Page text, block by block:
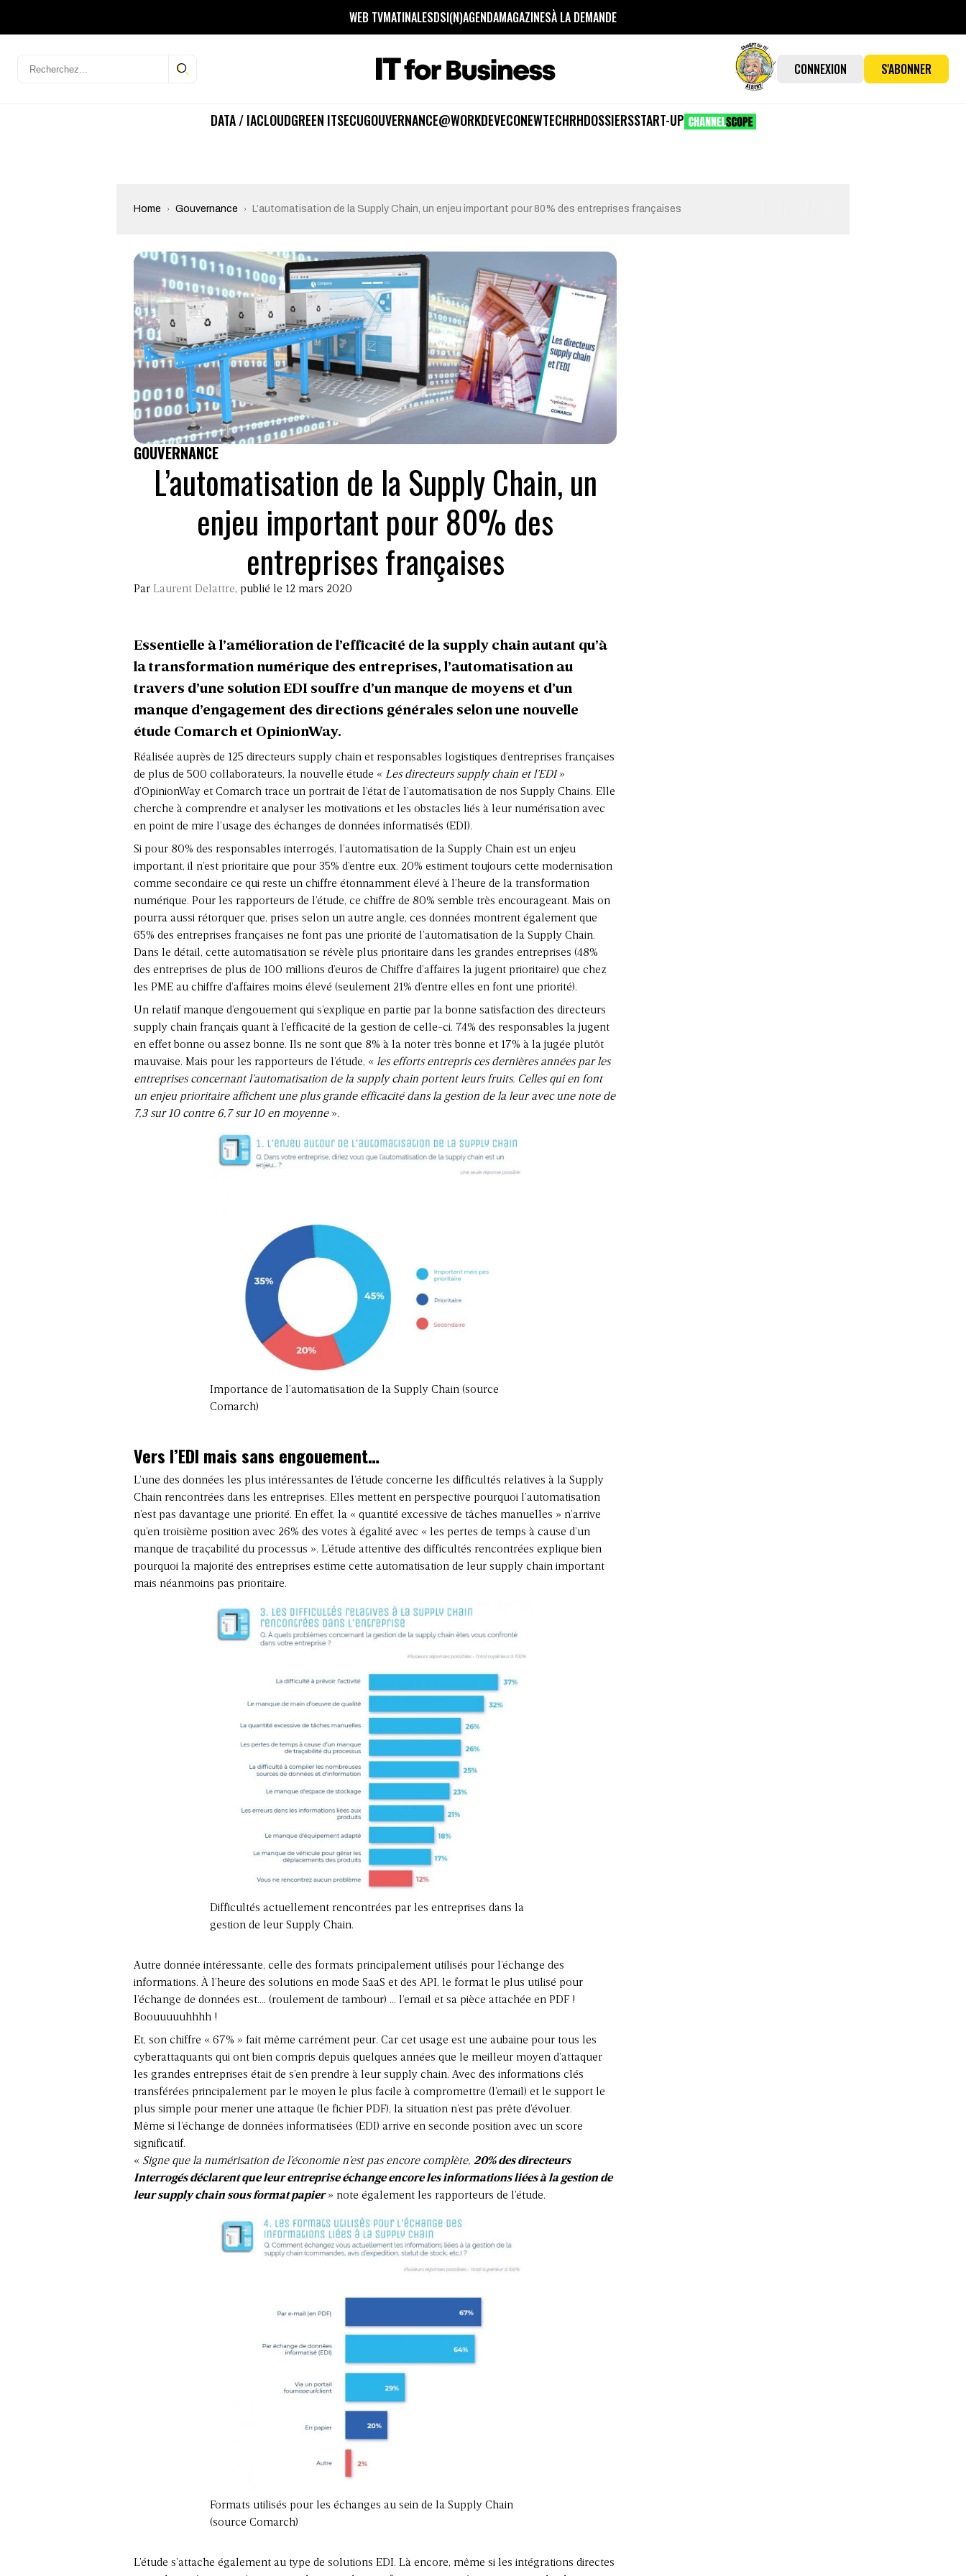
WEB TVMATINALESDSI(N)AGENDAMAGAZINESÀ LA DEMANDE
CONNEXION S'ABONNER
DATA / IACLOUDGREEN ITSECUGOUVERNANCE@WORKDEVECONEWTECHRHDOSSIERSSTART-UP
Home Gouvernance L’automatisation de la Supply Chain, un enjeu important pour 80% des entreprises françaises
GOUVERNANCE
L’automatisation de la Supply Chain, un
enjeu important pour 80% des
entreprises françaises
Par Laurent Delattre, publié le 12 mars 2020
Essentielle à l’amélioration de l’efficacité de la supply chain autant qu’à
la transformation numérique des entreprises, l’automatisation au
travers d’une solution EDI souffre d’un manque de moyens et d’un
manque d’engagement des directions générales selon une nouvelle
étude Comarch et OpinionWay.
Réalisée auprès de 125 directeurs supply chain et responsables logistiques d’entreprises françaises
de plus de 500 collaborateurs, la nouvelle étude « Les directeurs supply chain et l’EDI»
d’OpinionWay et Comarch trace un portrait de l’état de l’automatisation de nos Supply Chains. Elle
cherche à comprendre et analyser les motivations et les obstacles liés à leur numérisation avec
en point de mire l’usage des échanges de données informatisés (EDI).
Si pour 80% des responsables interrogés, l’automatisation de la Supply Chain est un enjeu
important, il n’est prioritaire que pour 35% d’entre eux. 20% estiment toujours cette modernisation
comme secondaire ce qui reste un chiffre étonnamment élevé à l’heure de la transformation
numérique. Pour les rapporteurs de l’étude, ce chiffre de 80% semble très encourageant. Mais on
pourra aussi rétorquer que, prises selon un autre angle, ces données montrent également que
65% des entreprises françaises ne font pas une priorité de l’automatisation de la Supply Chain.
Dans le détail, cette automatisation se révèle plus prioritaire dans les grandes entreprises (48%
des entreprises de plus de 100 millions d’euros de Chiffre d’affaires la jugent prioritaire) que chez
les PME au chiffre d’affaires moins élevé (seulement 21% d’entre elles en font une priorité).
Un relatif manque d’engouement qui s’explique en partie par la bonne satisfaction des directeurs
supply chain français quant à l’efficacité de la gestion de celle-ci. 74% des responsables la jugent
en effet bonne ou assez bonne. Ils ne sont que 8% à la noter très bonne et 17% à la jugée plutôt
mauvaise. Mais pour les rapporteurs de l’étude, « les efforts entrepris ces dernières années par les
entreprises concernant l’automatisation de la supply chain portent leurs fruits. Celles qui en font
un enjeu prioritaire affichent une plus grande efficacité dans la gestion de la leur avec une note de
7,3 sur 10 contre 6,7 sur 10 en moyenne».
Importance de l’automatisation de la Supply Chain (source
Comarch)
Vers l’EDI mais sans engouement…
L’une des données les plus intéressantes de l’étude concerne les difficultés relatives à la Supply
Chain rencontrées dans les entreprises. Elles mettent en perspective pourquoi l’automatisation
n’est pas davantage une priorité. En effet, la « quantité excessive de tâches manuelles » n’arrive
qu’en troisième position avec 26% des votes à égalité avec « les pertes de temps à cause d’un
manque de traçabilité du processus ». L’étude attentive des difficultés rencontrées explique bien
pourquoi la majorité des entreprises estime cette automatisation de leur supply chain important
mais néanmoins pas prioritaire.
Difficultés actuellement rencontrées par les entreprises dans la
gestion de leur Supply Chain.
Autre donnée intéressante, celle des formats principalement utilisés pour l’échange des
informations. À l’heure des solutions en mode SaaS et des API, le format le plus utilisé pour
l’échange de données est…. (roulement de tambour) … l’email et sa pièce attachée en PDF !
Boouuuuuhhhh !
Et, son chiffre « 67% » fait même carrément peur. Car cet usage est une aubaine pour tous les
cyberattaquants qui ont bien compris depuis quelques années que le meilleur moyen d’attaquer
les grandes entreprises était de s’en prendre à leur supply chain. Avec des informations clés
transférées principalement par le moyen le plus facile à compromettre (l’email) et le support le
plus simple pour mener une attaque (le fichier PDF), la situation n’est pas prête d’évoluer.
Même si l’échange de données informatisées (EDI) arrive en seconde position avec un score
significatif.
« Signe que la numérisation de l’économie n’est pas encore complète, 20% des directeurs
Interrogés déclarent que leur entreprise échange encore les informations liées à la gestion de
leur supply chain sous format papier» note également les rapporteurs de l’étude.
Formats utilisés pour les échanges au sein de la Supply Chain
(source Comarch)
L’étude s’attache également au type de solutions EDI. Là encore, même si les intégrations directes